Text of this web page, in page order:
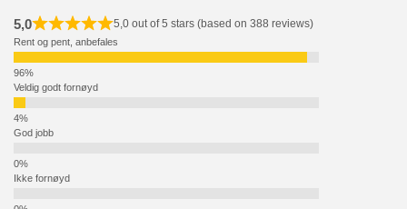
5,0 5,0 out of 5 stars (based on 388 reviews)
Rent og pent, anbefales
Veldig godt fornøyd
God jobb
Ikke fornøyd